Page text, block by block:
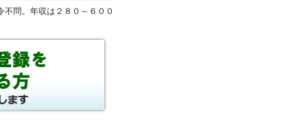
問。年収は２８０～６００